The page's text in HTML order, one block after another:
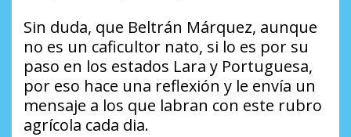
Sin duda, que Beltrán Márquez, aunque
no es un caficultor nato, si lo es por su
paso en los estados Lara y Portuguesa,
por eso hace una reflexión y le envía un
mensaje a los que labran con este rubro
agrícola cada dia.